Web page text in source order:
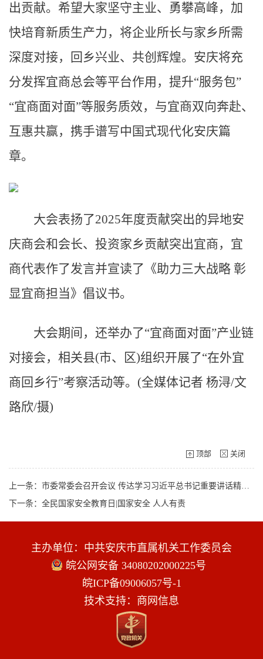
出贡献。希望大家坚守主业、勇攀高峰，加
快培育新质生产力，将企业所长与家乡所需
深度对接，回乡兴业、共创辉煌。安庆将充
分发挥宜商总会等平台作用，提升“服务包”
“宜商面对面”等服务质效，与宜商双向奔赴、
互惠共赢，携手谱写中国式现代化安庆篇
章。
大会表扬了2025年度贡献突出的异地安
庆商会和会长、投资家乡贡献突出宜商，宜
商代表作了发言并宣读了《助力三大战略 彰
显宜商担当》倡议书。
大会期间，还举办了“宜商面对面”产业链
对接会，相关县(市、区)组织开展了“在外宜
商回乡行”考察活动等。(全媒体记者 杨浔/文
路欣/摄)
顶部 关闭
上一条：市委常委会召开会议 传达学习习近平总书记重要讲话精神 研究部署为基层减负、国家历史文化名城 保护传承和城市更新等工作 孟景伟主持会议
下一条：全民国家安全教育日|国家安全 人人有责
主办单位：中共安庆市直属机关工作委员会
皖公网安备 34080202000225号
皖ICP备09006057号-1
技术支持：商网信息